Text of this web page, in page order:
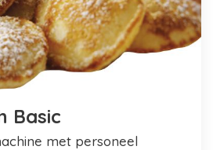
Basic
met personeel